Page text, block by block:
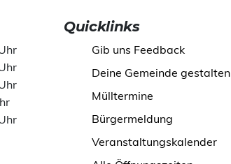
Quicklinks
Gib uns Feedback
Deine Gemeinde gestalten
Mülltermine
Bürgermeldung
Veranstaltungskalender